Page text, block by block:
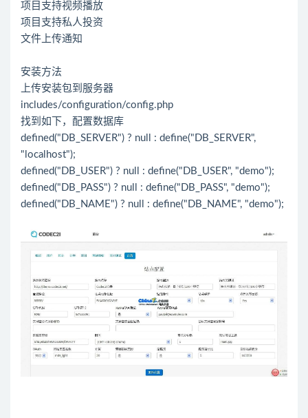
项目支持视频播放
项目支持私人投资
文件上传通知
安装方法
上传安装包到服务器
includes/configuration/config.php
找到如下，配置数据库
defined("DB_SERVER") ? null : define("DB_SERVER",
"localhost");
defined("DB_USER") ? null : define("DB_USER", "demo");
defined("DB_PASS") ? null : define("DB_PASS", "demo");